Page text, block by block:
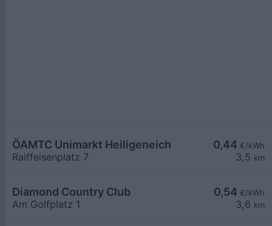
0,44 €/kWh
3,5 km
ÖAMTC Unimarkt Heiligeneich
Raiffeisenplatz 7
0,54 €/kWh
3,6 km
Diamond Country Club
Am Golfplatz 1